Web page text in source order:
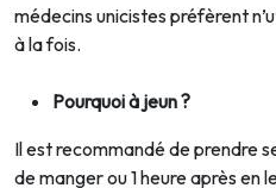
médecins unicistes préfèrent
à la fois.
Pourquoi à jeun ?
Il est recommandé de prendre
de manger ou 1 heure après en